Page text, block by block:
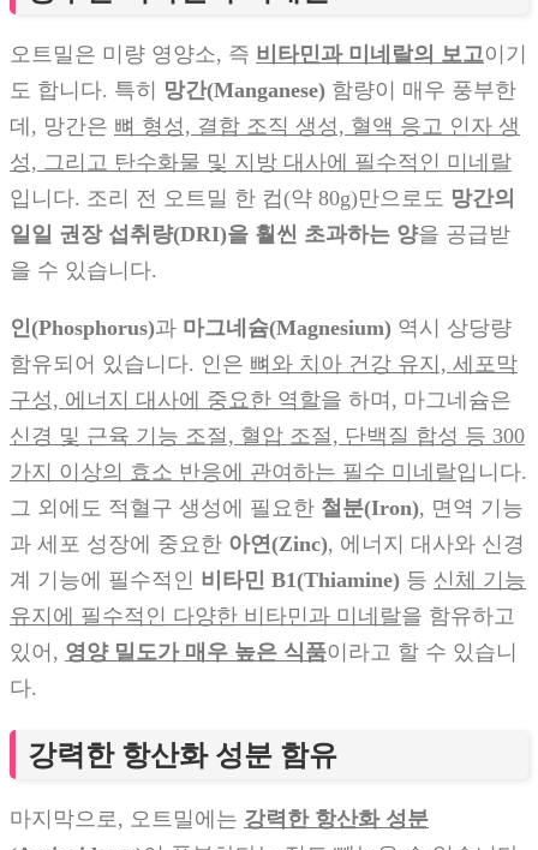
오트밀은 미량 영양소, 즉 비타민과 미네랄의 보고이기
도 합니다. 특히 망간(Manganese) 함량이 매우 풍부한
데, 망간은 뼈 형성, 결합 조직 생성, 혈액 응고 인자 생
성, 그리고 탄수화물 및 지방 대사에 필수적인 미네랄
입니다. 조리 전 오트밀 한 컵(약 80g)만으로도 망간의
일일 권장 섭취량(DRI)을 훨씬 초과하는 양을 공급받
을 수 있습니다.
인(Phosphorus)과 마그네슘(Magnesium) 역시 상당량
함유되어 있습니다. 인은 뼈와 치아 건강 유지, 세포막
구성, 에너지 대사에 중요한 역할을 하며, 마그네슘은
신경 및 근육 기능 조절, 혈압 조절, 단백질 합성 등 300
가지 이상의 효소 반응에 관여하는 필수 미네랄입니다.
그 외에도 적혈구 생성에 필요한 철분(Iron), 면역 기능
과 세포 성장에 중요한 아연(Zinc), 에너지 대사와 신경
계 기능에 필수적인 비타민 B1(Thiamine) 등 신체 기능
유지에 필수적인 다양한 비타민과 미네랄을 함유하고
있어, 영양 밀도가 매우 높은 식품이라고 할 수 있습니
다.
강력한 항산화 성분 함유
마지막으로, 오트밀에는 강력한 항산화 성분